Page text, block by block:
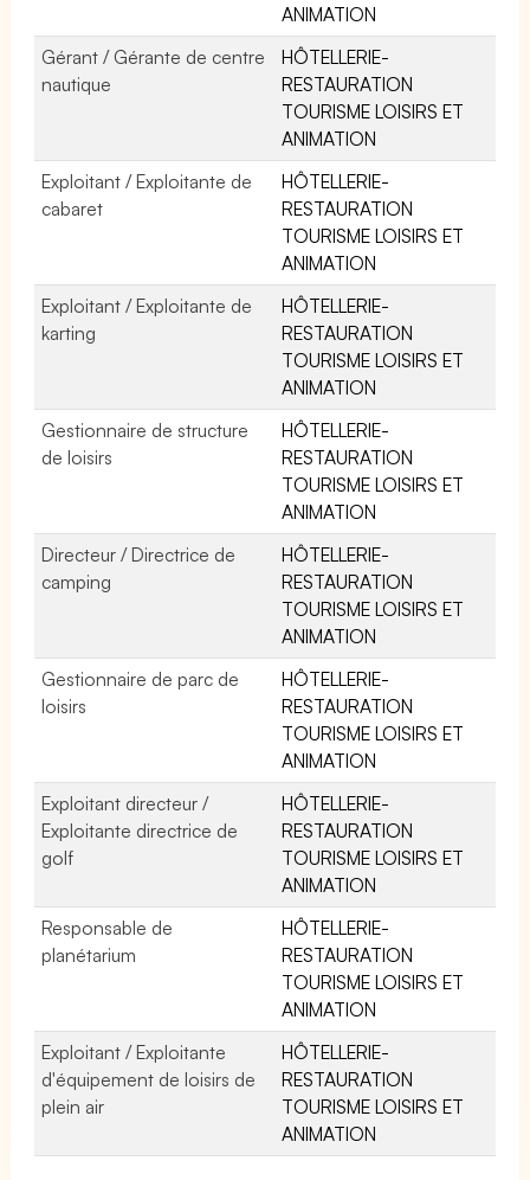
ANIMATION
Gérant / Gérante de centre
nautique
HÔTELLERIE-
RESTAURATION
TOURISME LOISIRS ET
ANIMATION
Exploitant / Exploitante de
cabaret
HÔTELLERIE-
RESTAURATION
TOURISME LOISIRS ET
ANIMATION
Exploitant / Exploitante de
karting
HÔTELLERIE-
RESTAURATION
TOURISME LOISIRS ET
ANIMATION
Gestionnaire de structure
de loisirs
HÔTELLERIE-
RESTAURATION
TOURISME LOISIRS ET
ANIMATION
Directeur / Directrice de
camping
HÔTELLERIE-
RESTAURATION
TOURISME LOISIRS ET
ANIMATION
Gestionnaire de parc de
loisirs
HÔTELLERIE-
RESTAURATION
TOURISME LOISIRS ET
ANIMATION
Exploitant directeur /
Exploitante directrice de
golf
HÔTELLERIE-
RESTAURATION
TOURISME LOISIRS ET
ANIMATION
Responsable de
planétarium
HÔTELLERIE-
RESTAURATION
TOURISME LOISIRS ET
ANIMATION
Exploitant / Exploitante
d'équipement de loisirs de
plein air
HÔTELLERIE-
RESTAURATION
TOURISME LOISIRS ET
ANIMATION